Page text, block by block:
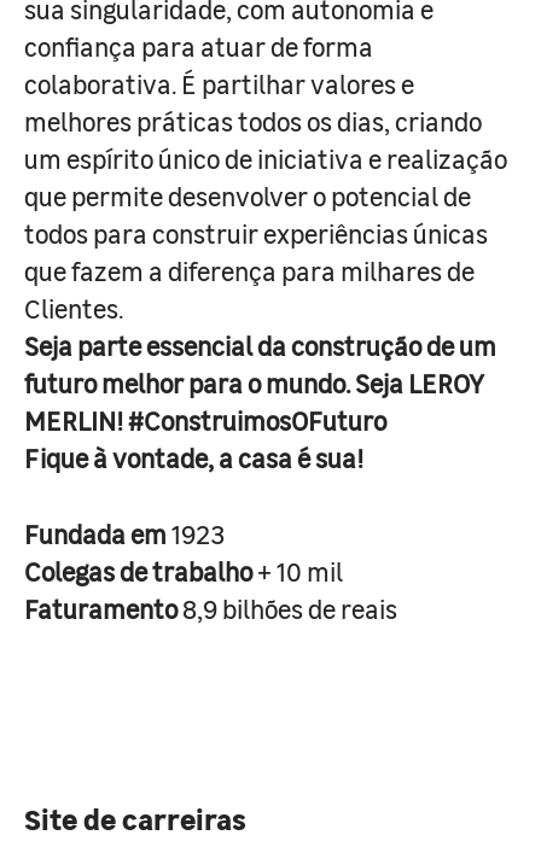
sua singularidade, com autonomia e
confiança para atuar de forma
colaborativa. É partilhar valores e
melhores práticas todos os dias, criando
um espírito único de iniciativa e realização
que permite desenvolver o potencial de
todos para construir experiências únicas
que fazem a diferença para milhares de
Clientes.
Seja parte essencial da construção de um
futuro melhor para o mundo. Seja LEROY
MERLIN! #ConstruimosOFuturo
Fique à vontade, a casa é sua!
Fundada em1923
Colegas de trabalho+ 10 mil
Faturamento8,9 bilhões de reais
Site de carreiras